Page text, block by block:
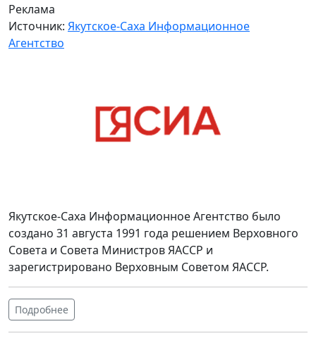
Реклама
Источник: Якутское-Саха Информационное
Агентство
Якутское-Саха Информационное Агентство было
создано 31 августа 1991 года решением Верховного
Совета и Совета Министров ЯАССР и
зарегистрировано Верховным Советом ЯАССР.
Подробнее